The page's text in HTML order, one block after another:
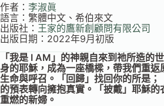
作者： 李淑眞
語言：繁體中文、希伯來文
出版社： 王家的鷹新創顧問有限公司
出版日期：2022年9月初版
「我是 I AM」的神親自來到祂所造的
身的耶穌，成為一座橋樑，帶我們重返
生命與呼召。「回歸」找回你的所是；
的預表轉向擁抱真實。「披戴」耶穌的
重燃的新婦。